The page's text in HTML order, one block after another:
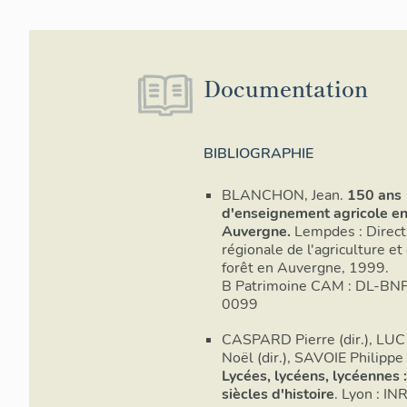
Documentation
BIBLIOGRAPHIE
BLANCHON, Jean. 150 ans
d'enseignement agricole en
Auvergne. Lempdes :
régionale de l'agriculture et
forêt en Auvergne, 1999.
B Patrimoine CAM : DL-BNF 99-1-
0099
CASPARD Pierre (dir.), LUC
Noël (dir.), SAVOIE Philippe
Lycées, lycéens, lycéennes
siècles d'histoire. Lyon :